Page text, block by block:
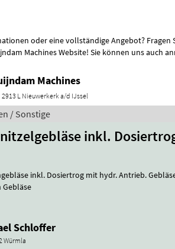
oder eine vollständige Angebot? Fragen
Machines Website! Sie können uns auch
Machines
2913 L Nieuwerkerk a/d IJssel
/ Sonstige
inkl.
inkl. Dosiertrog mit hydr. Antrieb. Gebläse Bj. 2008,
Gebläse
Schloffer
Würmla